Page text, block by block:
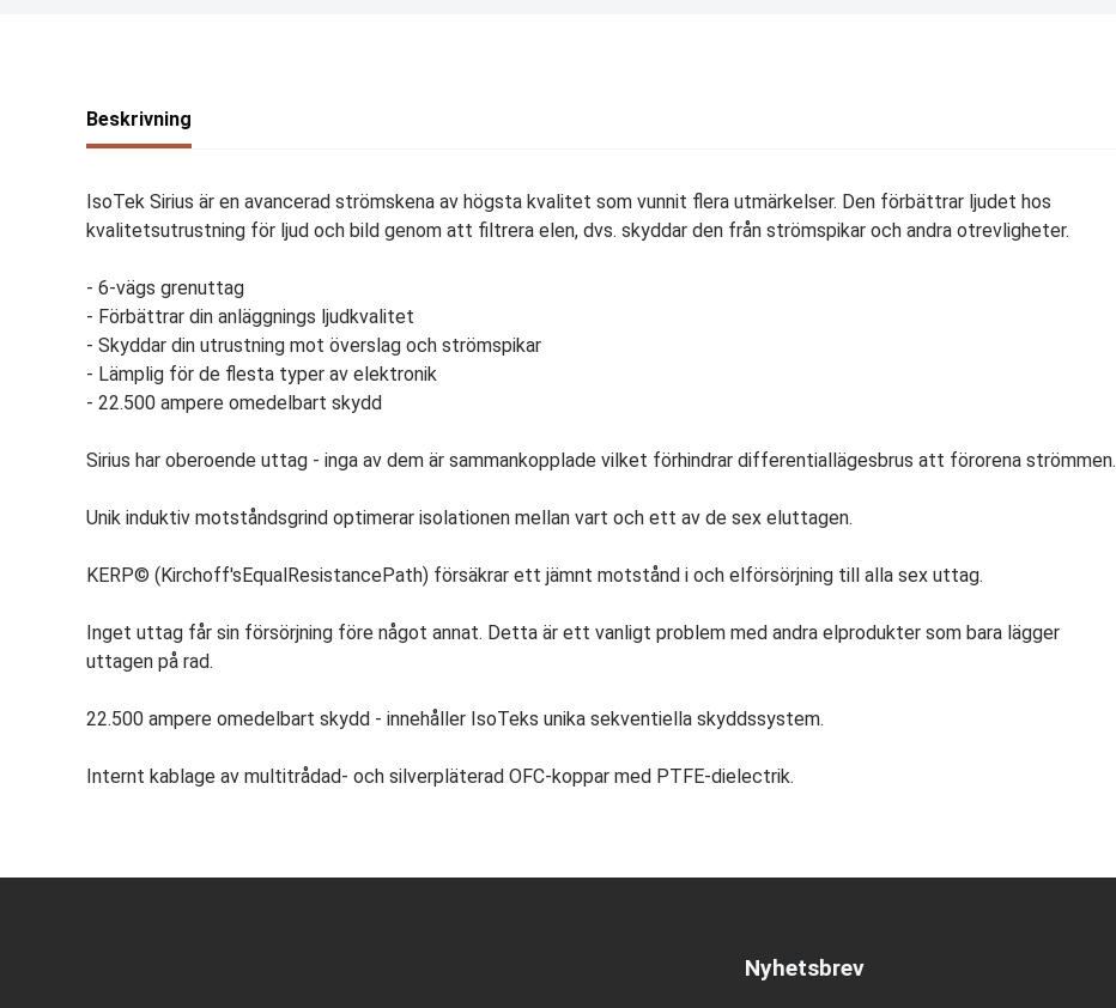
Beskrivning
IsoTek Sirius är en avancerad strömskena av högsta kvalitet som vunnit flera utmärkelser. Den förbättrar ljudet hos
kvalitetsutrustning för ljud och bild genom att filtrera elen, dvs. skyddar den från strömspikar och andra otrevligheter.
- 6-vägs grenuttag
- Förbättrar din anläggnings ljudkvalitet
- Skyddar din utrustning mot överslag och strömspikar
- Lämplig för de flesta typer av elektronik
- 22.500 ampere omedelbart skydd
Sirius har oberoende uttag - inga av dem är sammankopplade vilket förhindrar differentiallägesbrus att förorena strömmen.
Unik induktiv motståndsgrind optimerar isolationen mellan vart och ett av de sex eluttagen.
KERP© (Kirchoff'sEqualResistancePath) försäkrar ett jämnt motstånd i och elförsörjning till alla sex uttag.
Inget uttag får sin försörjning före något annat. Detta är ett vanligt problem med andra elprodukter som bara lägger
uttagen på rad.
22.500 ampere omedelbart skydd - innehåller IsoTeks unika sekventiella skyddssystem.
Internt kablage av multitrådad- och silverpläterad OFC-koppar med PTFE-dielectrik.
Nyhetsbrev